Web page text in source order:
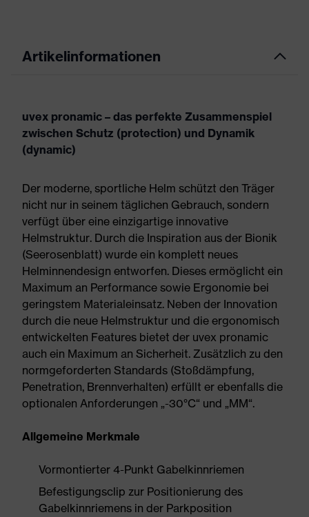
Artikelinformationen
uvex pronamic – das perfekte Zusammenspiel
zwischen Schutz (protection) und Dynamik
(dynamic)
Der moderne, sportliche Helm schützt den Träger
nicht nur in seinem täglichen Gebrauch, sondern
verfügt über eine einzigartige innovative
Helmstruktur. Durch die Inspiration aus der Bionik
(Seerosenblatt) wurde ein komplett neues
Helminnendesign entworfen. Dieses ermöglicht ein
Maximum an Performance sowie Ergonomie bei
geringstem Materialeinsatz. Neben der Innovation
durch die neue Helmstruktur und die ergonomisch
entwickelten Features bietet der uvex pronamic
auch ein Maximum an Sicherheit. Zusätzlich zu den
normgeforderten Standards (Stoßdämpfung,
Penetration, Brennverhalten) erfüllt er ebenfalls die
optionalen Anforderungen „-30°C“ und „MM“.
Allgemeine Merkmale
Vormontierter 4-Punkt Gabelkinnriemen
Befestigungsclip zur Positionierung des
Gabelkinnriemens in der Parkposition